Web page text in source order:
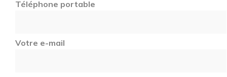
Téléphone portable
Votre e-mail